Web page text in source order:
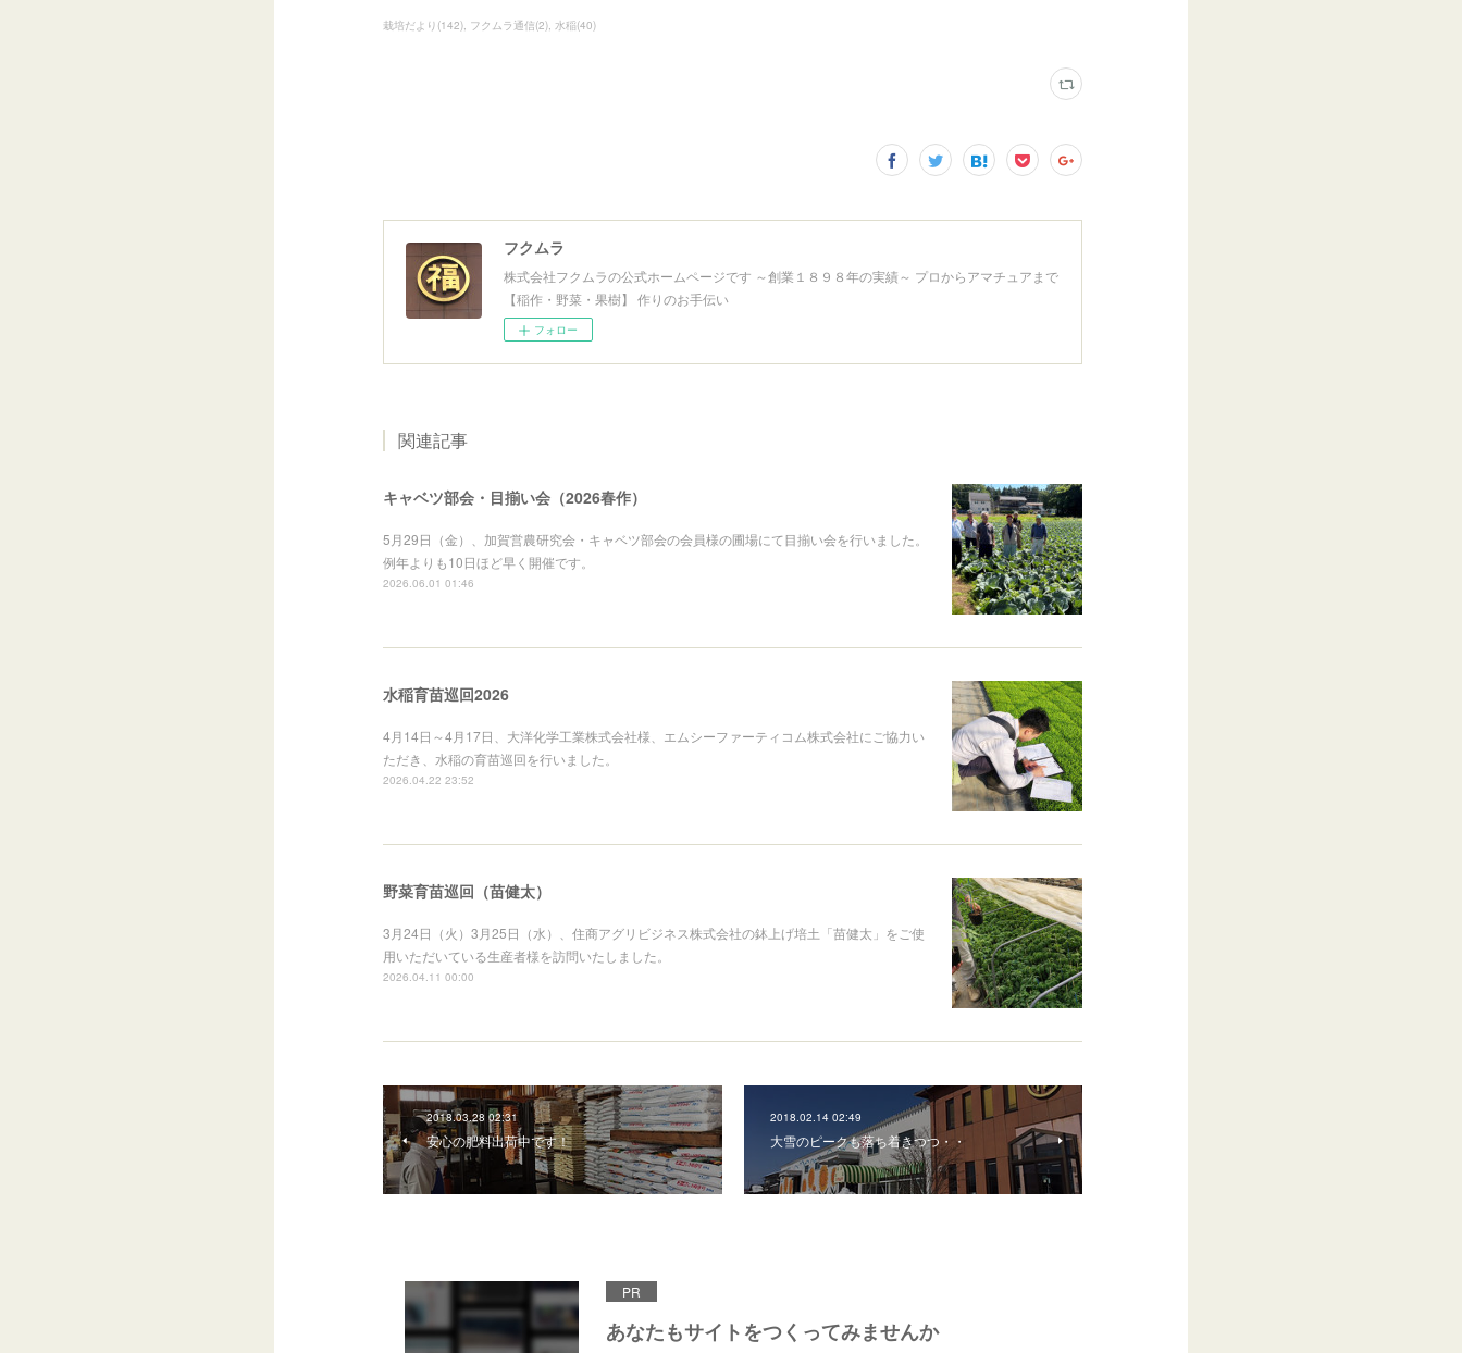
栽培だより (142) フクムラ通信(2) 水稲(40)
フクムラ
株式会社フクムラの公式ホームページです ～創業１８９８年の実績～ プロからアマチュアまで
【稲作・野菜・果樹】 作りのお手伝い
フォロー
関連記事
キャベツ部会・目揃い会（2026春作）
5月29日（金）、加賀営農研究会・キャベツ部会の会員様の圃場にて目揃い会を行いました。
例年よりも10日ほど早く開催です。
2026.06.01 01:46
水稲育苗巡回2026
4月14日～4月17日、大洋化学工業株式会社様、エムシーファーティコム株式会社にご協力い
ただき、水稲の育苗巡回を行いました。
2026.04.22 23:52
野菜育苗巡回（苗健太）
3月24日（火）3月25日（水）、住商アグリビジネス株式会社の鉢上げ培土「苗健太」をご使
用いただいている生産者様を訪問いたしました。
2026.04.11 00:00
2018.03.28 02:31
安心の肥料出荷中です！
2018.02.14 02:49
大雪のピークも落ち着きつつ・・
PR
あなたもサイトをつくってみませんか